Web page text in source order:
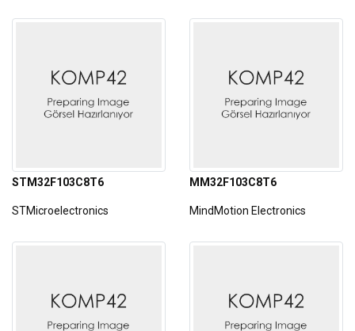
STM32F103C8T6
STMicroelectronics
MM32F103C8T6
MindMotion Electronics